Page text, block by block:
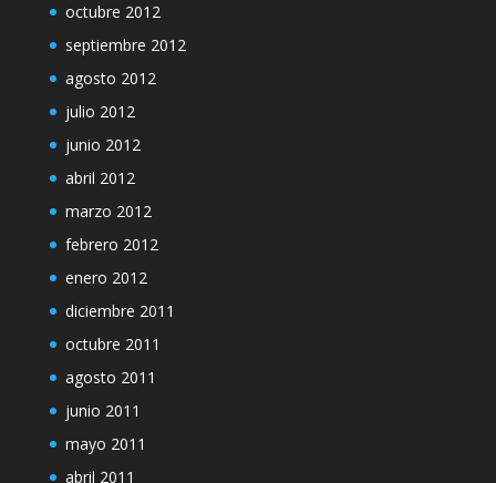
octubre 2012
septiembre 2012
agosto 2012
julio 2012
junio 2012
abril 2012
marzo 2012
febrero 2012
enero 2012
diciembre 2011
octubre 2011
agosto 2011
junio 2011
mayo 2011
abril 2011